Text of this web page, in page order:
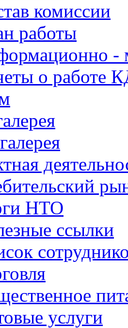
комиссии
работы
-
о работе
НТО
ссылки
услуги